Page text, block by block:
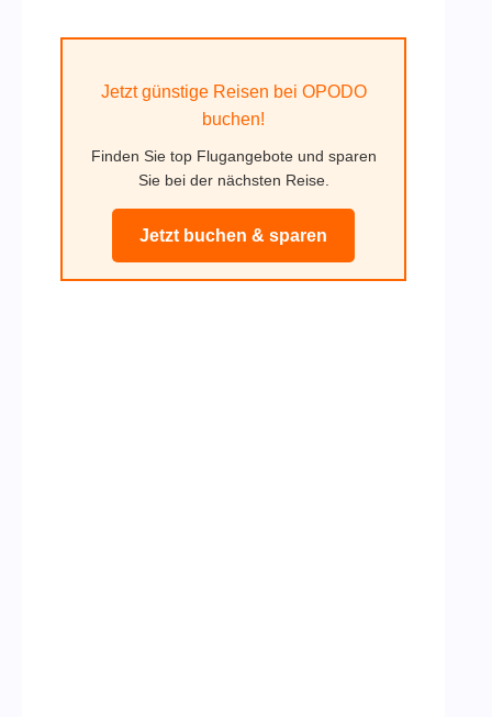
Jetzt günstige Reisen bei OPODO
buchen!
Finden Sie top Flugangebote und sparen
Sie bei der nächsten Reise.
Jetzt buchen & sparen